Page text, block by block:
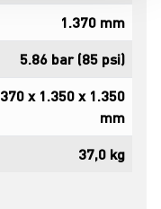
1.370 mm
5.86 bar (85 psi)
x 1.350 x 1.350
mm
37,0 kg